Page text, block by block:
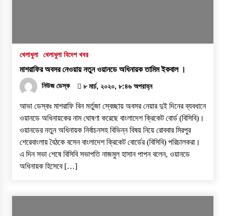
খেলাধুলা খেলাধুলা বিদেশ খবর
মাশরাফির অবসর নেওয়ায় নতুন ওয়ানডে অধিনায়ক তামিম ইকবাল ।
নিউজ ডেস্ক ৮ মার্চ, ২০২০, ৮:৪৬ অপরাহ্ন
আভা ডেস্কঃ মাশরাফি বিন মর্তুজা স্বেচ্ছায় অবসর নেয়ার দুই দিনের ব্যবধানে
ওয়ানডে অধিনায়কের নাম ঘোষণা করেছে বাংলাদেশ ক্রিকেট বোর্ড (বিসিবি)।
ওয়ানডের নতুন অধিনায়ক নির্বাচনসহ বিভিন্ন বিষয় নিয়ে রোববার মিরপুর
শেরেবাংলায় বৈঠকে বসেন বাংলাদেশ ক্রিকেট বোর্ডের (বিসিবি) পরিচালকরা।
এ দিন সভা শেষে বিসিবি সভাপতি নাজমুল হাসান পাপন বলেন, ওয়ানডে
অধিনায়ক হিসেবে […]